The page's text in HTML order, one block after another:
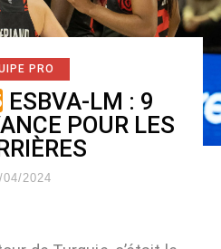
PRO
ESBVA-LM : 9
POUR LES
04/2024